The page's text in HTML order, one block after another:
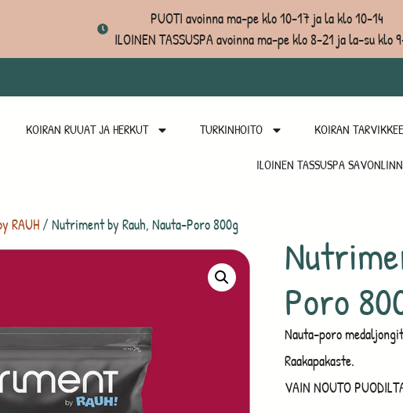
PUOTI avoinna ma-pe klo 10-17 ja la klo 10-14
ILOINEN TASSUSPA avoinna ma-pe klo 8-21 ja la-su klo
KOIRAN RUUAT JA HERKUT TURKINHOITO KOIRAN
ILOINEN TASSUSPA
RAUH/ Nutriment by Rauh, Nauta-Poro 800g
Poro
Nauta-poro
Raakapakaste.
VAIN NOUTO